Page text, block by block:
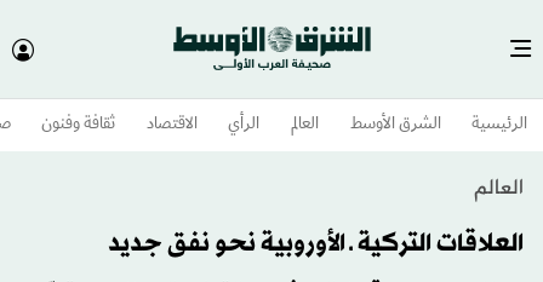
الرئيسية الشرق الأوسط​ العالم الرأي الاقتصاد ثقافة وفنون
العالم
العلاقات التركية ـ الأوروبية نحو نفق جديد